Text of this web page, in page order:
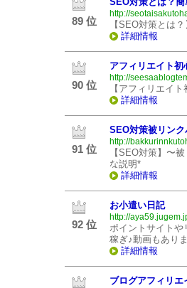
89 位
http://
【SEO対策とは
詳細情報
90 位
アフィリエイト
http://
【アフィリエイ
詳細情報
91 位
SEO対策被リン
http://
【SEO対策】〜
な説明*
詳細情報
92 位
お小遣い日記
http://
ポイントサイトや
稼ぎ♪動画もありま
詳細情報
ブログアフィリエ